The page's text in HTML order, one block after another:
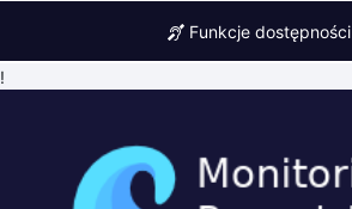
Funkcje dostępności
!